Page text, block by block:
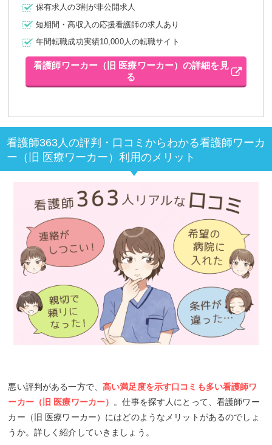
保有求人の3割が非公開求人
短期間・高収入の応援看護師の求人あり
年間転職成功実績10,000人の転職サイト
看護師ワーカー（旧 医療ワーカー）の詳細を見
る
看護師363人の評判・口コミからわかる看護師ワーカ
ー（旧 医療ワーカー）利用のメリット
悪い評判がある一方で、高い満足度を示す口コミも多い看護師ワ
ーカー（旧 医療ワーカー） 。仕事を探す人にとって、看護師ワー
カー（旧 医療ワーカー）にはどのようなメリットがあるのでしょ
うか。詳しく紹介していきましょう。